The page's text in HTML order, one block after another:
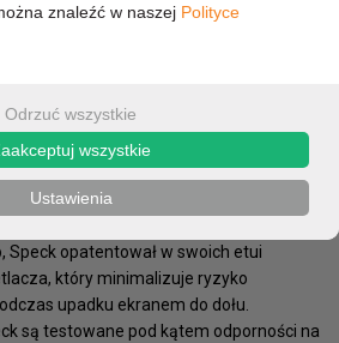
uszkodzeniami podczas upadku. To
zewnętrznej, która rozprasza
IMPACTIUM™, absorbującej
etui skutecznie zabezpiecza telefon i
Speck opatentował w swoich etui
który minimalizuje ryzyko
upadku ekranem do dołu.
są testowane pod kątem odporności na
znaleźć w naszej Polityce
Odrzuć wszystkie
wszystkie
Ustawienia